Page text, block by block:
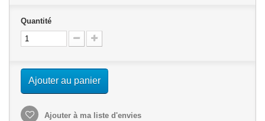
Quantité
Ajouter au panier
Ajouter à ma liste d'envies